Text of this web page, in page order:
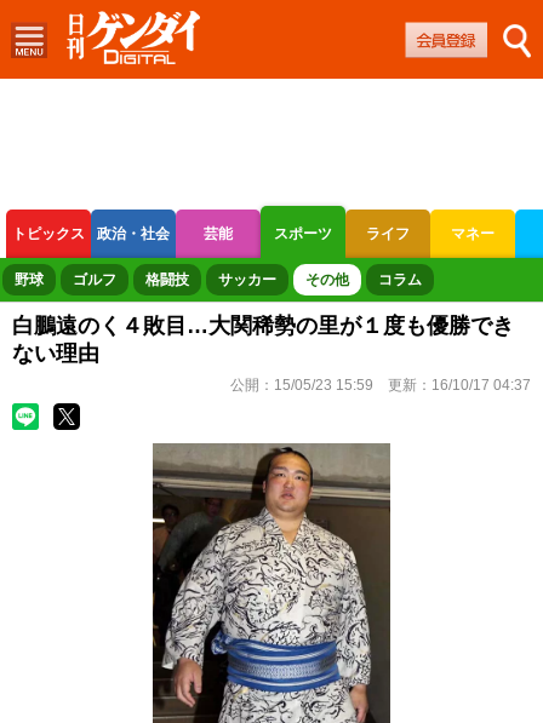
トピックス 政治・社会 芸能 スポーツ ライフ マネー
ボートレース 競輪 オートレース
野球 ゴルフ 格闘技 サッカー その他 コラム
白鵬遠のく４敗目…大関稀勢の里が１度も優勝でき
ない理由
公開： 15/05/23 15:59 更新： 16/10/17 04:37